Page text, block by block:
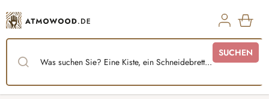
Inhalt
springen
SUCHEN